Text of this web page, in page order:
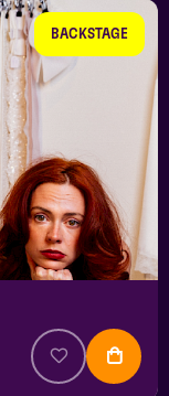
BACKSTAGE